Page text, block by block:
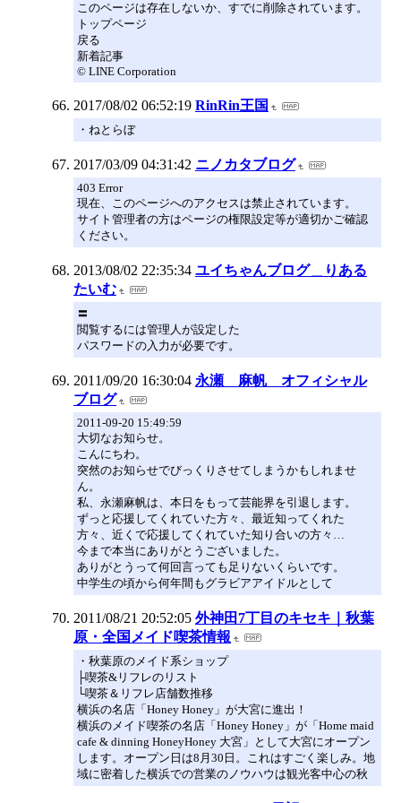
このページは存在しないか、すでに削除されています。
トップページ
戻る
新着記事
© LINE Corporation
2017/08/02 06:52:19 RinRin王国
・ねとらぼ
2017/03/09 04:31:42 ニノカタブログ
403 Error
現在、このページへのアクセスは禁止されています。
サイト管理者の方はページの権限設定等が適切かご確認
ください。
2013/08/02 22:35:34 ユイちゃんブログ＿りある
たいむ
〓
閲覧するには管理人が設定した
パスワードの入力が必要です。
2011/09/20 16:30:04 永瀬 麻帆 オフィシャル
ブログ
2011-09-20 15:49:59
大切なお知らせ。
こんにちわ。
突然のお知らせでびっくりさせてしまうかもしれませ
ん。
私、永瀬麻帆は、本日をもって芸能界を引退します。
ずっと応援してくれていた方々、最近知ってくれた
方々、近くで応援してくれていた知り合いの方々…
今まで本当にありがとうございました。
ありがとうって何回言っても足りないくらいです。
中学生の頃から何年間もグラビアアイドルとして
2011/08/21 20:52:05 外神田7丁目のキセキ｜秋葉
原・全国メイド喫茶情報
・秋葉原のメイド系ショップ
├喫茶&リフレのリスト
└喫茶＆リフレ店舗数推移
横浜の名店「Honey Honey」が大宮に進出！
横浜のメイド喫茶の名店「Honey Honey」が「Home maid
cafe & dinning HoneyHoney 大宮」として大宮にオープン
します。オープン日は8月30日。これはすごく楽しみ。地
域に密着した横浜での営業のノウハウは観光客中心の秋